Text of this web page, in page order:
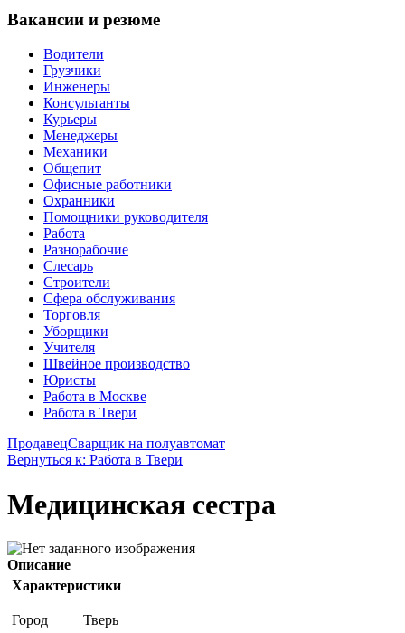
Вакансии и резюме
Водители
Грузчики
Инженеры
Консультанты
Курьеры
Менеджеры
Механики
Общепит
Офисные работники
Охранники
Помощники руководителя
Работа
Разнорабочие
Слесарь
Строители
Сфера обслуживания
Торговля
Уборщики
Учителя
Швейное производство
Юристы
Работа в Москве
Работа в Твери
ПродавецСварщик на полуавтомат
Вернуться к: Работа в Твери
Медицинская сестра
Описание
Характеристики
Город Тверь